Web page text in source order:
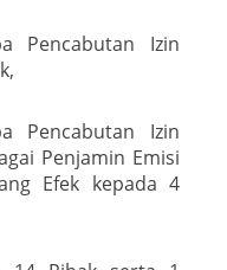
Pencabutan Izin
Pencabutan Izin
Penjamin Emisi
Efek kepada 4